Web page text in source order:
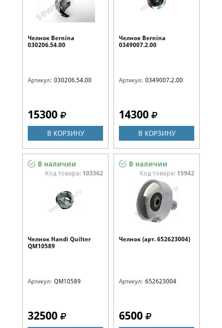
Челнок Bernina
030206.54.00
Артикул: 030206.54.00
15300
В КОРЗИНУ
Челнок Bernina
0349007.2.00
Артикул: 0349007.2.00
14300
В КОРЗИНУ
Челнок Handi Quilter
QM10589
Артикул: QM10589
В наличии
Код товара: 103362
32500
Челнок (арт. 652623004)
Артикул: 652623004
В наличии
Код товара: 15942
6500